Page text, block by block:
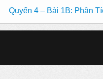
Quyển 4 – Bài 1B: Phân